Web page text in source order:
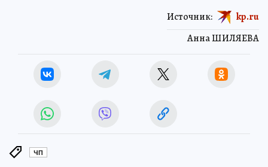
Анна ШИЛЯЕВА
Источник: kp.ru
ЧП